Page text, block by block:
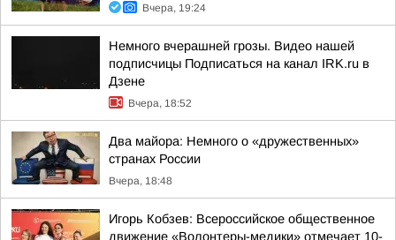
Вчера, 19:24
Немного вчерашней грозы. Видео нашей
подписчицы Подписаться на канал IRK.ru в
Дзене
Вчера, 18:52
Два майора: Немного о «дружественных»
странах России
Вчера, 18:48
Игорь Кобзев: Всероссийское общественное
движение «Волонтеры-медики» отмечает 10-